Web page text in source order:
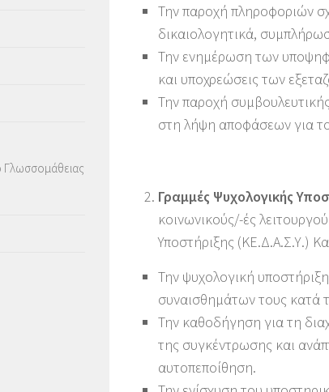
Την παροχή πληροφοριών
δικαιολογητικά,
Την ενημέρωση των
και υποχρεώσεις των
Την παροχή
στη λήψη αποφάσεων για
Γραμμές Ψυχολογικής
κοινωνικούς/-ές
Υποστήριξης (ΚΕ.Δ.Α.Σ.Υ.)
Την ψυχολογική
συναισθημάτων τους κατά
Την καθοδήγηση για τη
της συγκέντρωσης και
αυτοπεποίθηση.
Γλωσσομάθειας